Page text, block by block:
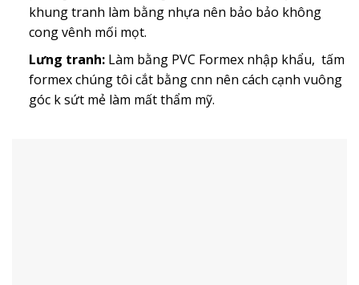
khung tranh làm bằng nhựa nên bảo bảo không
cong vênh mối mọt.
Lưng tranh:Làm bằng PVC Formex nhập khẩu, tấm
formex chúng tôi cắt bằng cnn nên cách cạnh vuông
góc k sứt mẻ làm mất thẩm mỹ.